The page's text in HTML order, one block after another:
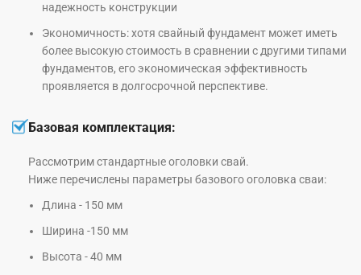
надежность конструкции
Экономичность: хотя свайный фундамент может иметь
более высокую стоимость в сравнении с другими типами
фундаментов, его экономическая эффективность
проявляется в долгосрочной перспективе.
Базовая комплектация:
Рассмотрим стандартные оголовки свай.
Ниже перечислены параметры базового оголовка сваи:
Длина - 150 мм
Ширина -150 мм
Высота - 40 мм